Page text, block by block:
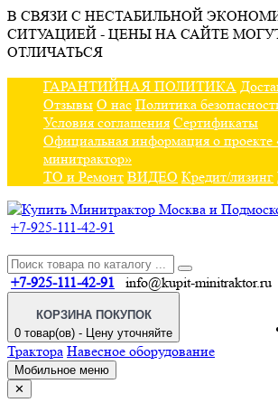
В СВЯЗИ С НЕСТАБИЛЬНОЙ
СИТУАЦИЕЙ - ЦЕНЫ НА САЙТЕ
ОТЛИЧАТЬСЯ
ГАРАНТИЙНАЯ ПОЛИТИКА
Отзывы О нас Политика
Условия соглашения Сертификаты
Официальная информация о проекте
минитрактор»
ТО и Ремонт ВИДЕО Кредит/лизинг
+7-925-111-42-91
+7-925-111-42-91 info@kupit-minitraktor.ru
КОРЗИНА ПОКУПОК
0 товар(ов) - Цену уточняйте
Трактора Навесное оборудование
Мобильное меню
✕